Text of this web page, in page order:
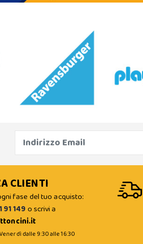
CLIENTI
fase del tuo acquisto:
91 149o scrivi a
dalle 9:30 alle 16:30